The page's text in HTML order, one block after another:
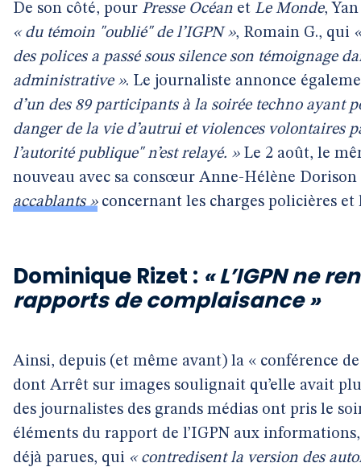
De son côté, pour Presse Océan et Le Monde,
« du témoin "oublié" de l’IGPN », Romain G., qui
des polices a passé sous silence son témoignage
administrative ». Le journaliste annonce
d’un des 89 participants à la soirée techno ayant
danger de la vie d’autrui et violences volontaires
l’autorité publique" n’est relayé. »Le 2 août, le
nouveau avec sa consœur Anne-Hélène
accablants »concernant les charges policières et
Dominique Rizet : « L’IGPN ne
rapports de complaisance »
Ainsi, depuis (et même avant) la « conférence
dont Arrêt sur images soulignait qu’elle avait
des journalistes des grands médias ont pris le
éléments du rapport de l’IGPN aux
déjà parues, qui « contredisent la version des